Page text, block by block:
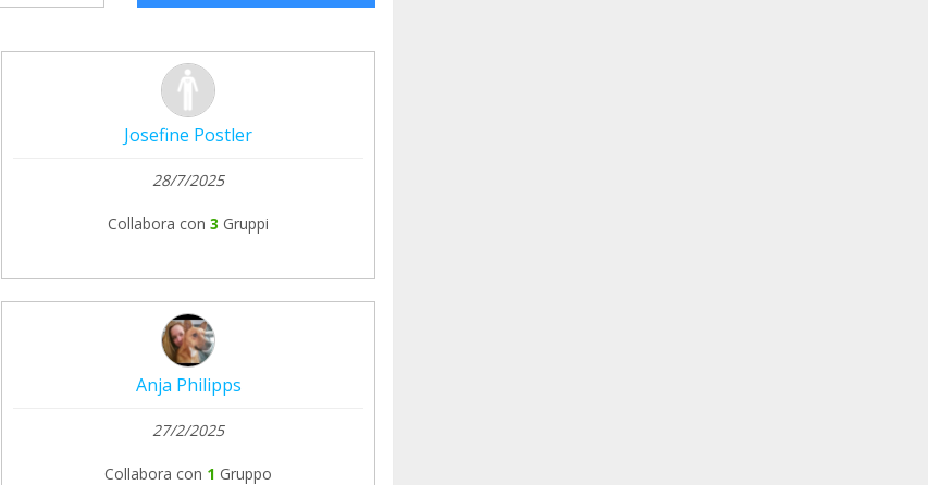
Josefine Postler
28/7/2025
Collabora con 3 Gruppi
Anja Philipps
27/2/2025
Collabora con 1 Gruppo